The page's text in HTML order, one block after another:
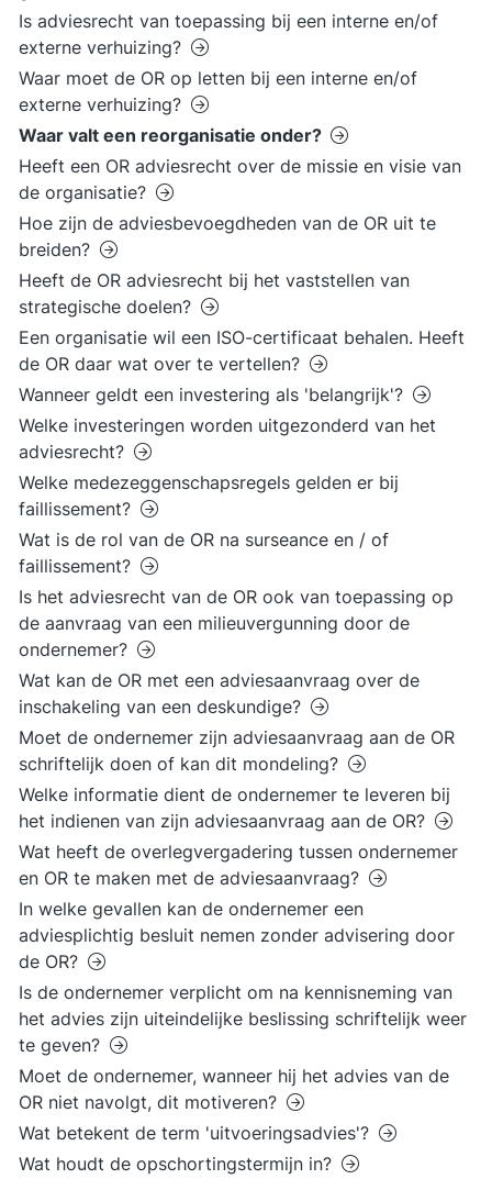
Is adviesrecht van toepassing bij een interne en/of
externe verhuizing?
Waar moet de OR op letten bij een interne en/of
externe verhuizing?
Waar valt een reorganisatie onder?
Heeft een OR adviesrecht over de missie en visie van
de organisatie?
Hoe zijn de adviesbevoegdheden van de OR uit te
breiden?
Heeft de OR adviesrecht bij het vaststellen van
strategische doelen?
Een organisatie wil een ISO-certificaat behalen. Heeft
de OR daar wat over te vertellen?
Wanneer geldt een investering als 'belangrijk'?
Welke investeringen worden uitgezonderd van het
adviesrecht?
Welke medezeggenschapsregels gelden er bij
faillissement?
Wat is de rol van de OR na surseance en / of
faillissement?
Is het adviesrecht van de OR ook van toepassing op
de aanvraag van een milieuvergunning door de
ondernemer?
Wat kan de OR met een adviesaanvraag over de
inschakeling van een deskundige?
Moet de ondernemer zijn adviesaanvraag aan de OR
schriftelijk doen of kan dit mondeling?
Welke informatie dient de ondernemer te leveren bij
het indienen van zijn adviesaanvraag aan de OR?
Wat heeft de overlegvergadering tussen ondernemer
en OR te maken met de adviesaanvraag?
In welke gevallen kan de ondernemer een
adviesplichtig besluit nemen zonder advisering door
de OR?
Is de ondernemer verplicht om na kennisneming van
het advies zijn uiteindelijke beslissing schriftelijk weer
te geven?
Moet de ondernemer, wanneer hij het advies van de
OR niet navolgt, dit motiveren?
Wat betekent de term 'uitvoeringsadvies'?
Wat houdt de opschortingstermijn in?